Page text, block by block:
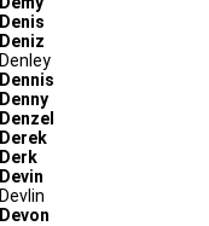
Denis
Deniz
Denley
Dennis
Denny
Denzel
Derek
Derk
Devin
Devlin
Devon